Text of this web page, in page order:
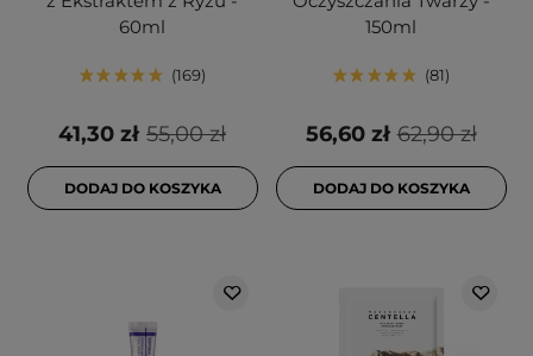
60ml
169
55,00 zł
41,30 zł
DODAJ DO KOSZYKA
150ml
81
62,90 zł
56,60 zł
DODAJ DO KOSZYKA